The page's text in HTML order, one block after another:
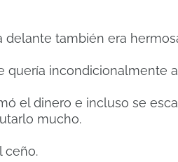
delante también era
quería incondicionalmente
el dinero e incluso se
mucho.
ceño.